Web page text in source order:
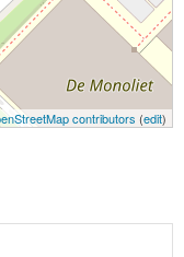
contributors (edit)